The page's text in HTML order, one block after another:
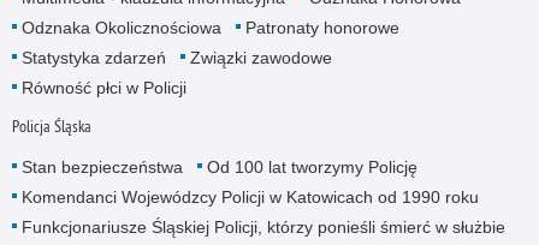
Odznaka Okolicznościowa
Patronaty honorowe
Statystyka zdarzeń
Związki zawodowe
Równość płci w Policji
Policja Śląska
Stan bezpieczeństwa
Od 100 lat tworzymy Policję
Komendanci Wojewódzcy Policji w Katowicach od 1990 roku
Funkcjonariusze Śląskiej Policji, którzy ponieśli śmierć w służbie